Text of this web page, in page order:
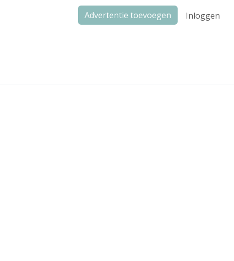
Advertentie toevoegen Inloggen